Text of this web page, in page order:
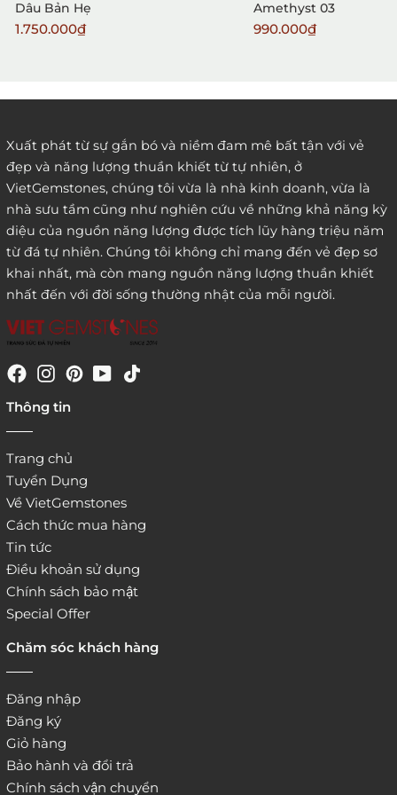
3. Đặt hàng thông quaemail hay chat trực tiếp với
chúng tôi:
website:
Dâu Bản Hẹ
1.750.000₫
Amethyst 03
990.000₫
Xuất phát từ sự gắn bó và niềm đam mê bất tận với vẻ
đẹp và năng lượng thuần khiết từ tự nhiên, ở
VietGemstones, chúng tôi vừa là nhà kinh doanh, vừa là
nhà sưu tầm cũng như nghiên cứu về những khả năng kỳ
diệu của nguồn năng lượng được tích lũy hàng triệu năm
từ đá tự nhiên. Chúng tôi không chỉ mang đến vẻ đẹp sơ
khai nhất, mà còn mang nguồn năng lượng thuần khiết
nhất đến với đời sống thường nhật của mỗi người.
Thông tin
Trang chủ
Tuyển Dụng
Về VietGemstones
Cách thức mua hàng
Tin tức
Điều khoản sử dụng
Chính sách bảo mật
Special Offer
Chăm sóc khách hàng
Đăng nhập
Đăng ký
Giỏ hàng
Bảo hành và đổi trả
Chính sách vận chuyển